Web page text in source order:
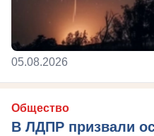
05.08.2026
Общество
В ЛДПР призвали